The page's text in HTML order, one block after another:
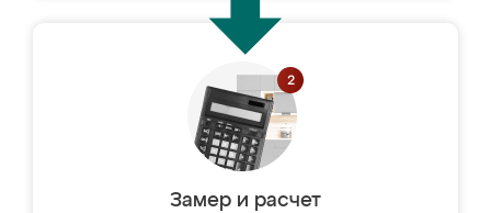
Замер и расчет